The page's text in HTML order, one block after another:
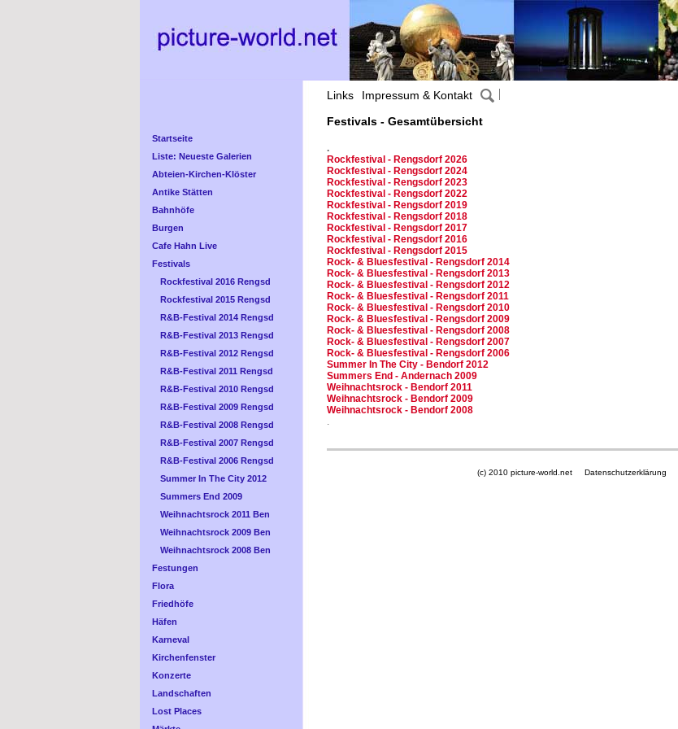
Links Impressum & Kontakt
Startseite
Liste: Neueste Galerien
Abteien-Kirchen-Klöster
Antike Stätten
Bahnhöfe
Burgen
Cafe Hahn Live
Festivals
Rockfestival 2016 Rengsd
Rockfestival 2015 Rengsd
R&B-Festival 2014 Rengsd
R&B-Festival 2013 Rengsd
R&B-Festival 2012 Rengsd
R&B-Festival 2011 Rengsd
R&B-Festival 2010 Rengsd
R&B-Festival 2009 Rengsd
R&B-Festival 2008 Rengsd
R&B-Festival 2007 Rengsd
R&B-Festival 2006 Rengsd
Summer In The City 2012
Summers End 2009
Weihnachtsrock 2011 Ben
Weihnachtsrock 2009 Ben
Weihnachtsrock 2008 Ben
Festungen
Flora
Friedhöfe
Häfen
Karneval
Kirchenfenster
Konzerte
Landschaften
Lost Places
Festivals - Gesamtübersicht
.
Rockfestival - Rengsdorf 2026
Rockfestival - Rengsdorf 2024
Rockfestival - Rengsdorf 2023
Rockfestival - Rengsdorf 2022
Rockfestival - Rengsdorf 2019
Rockfestival - Rengsdorf 2018
Rockfestival - Rengsdorf 2017
Rockfestival - Rengsdorf 2016
Rockfestival - Rengsdorf 2015
Rock- & Bluesfestival - Rengsdorf 2014
Rock- & Bluesfestival - Rengsdorf 2013
Rock- & Bluesfestival - Rengsdorf 2012
Rock- & Bluesfestival - Rengsdorf 2011
Rock- & Bluesfestival - Rengsdorf 2010
Rock- & Bluesfestival - Rengsdorf 2009
Rock- & Bluesfestival - Rengsdorf 2008
Rock- & Bluesfestival - Rengsdorf 2007
Rock- & Bluesfestival - Rengsdorf 2006
Summer In The City - Bendorf 2012
Summers End - Andernach 2009
Weihnachtsrock - Bendorf 2011
Weihnachtsrock - Bendorf 2009
Weihnachtsrock - Bendorf 2008
.
(c) 2010 picture-world.net Datenschutzerklärung